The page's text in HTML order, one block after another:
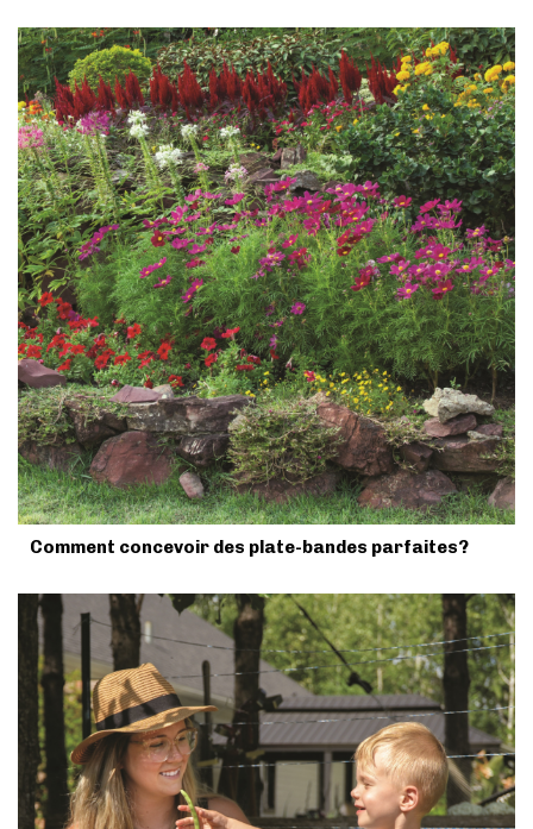
Comment concevoir des plate-bandes parfaites?